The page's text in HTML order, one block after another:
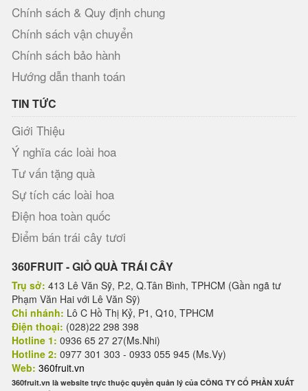
Chính sách & Quy định chung
Chính sách vận chuyển
Chính sách bảo hành
Hướng dẫn thanh toán
TIN TỨC
Giới Thiệu
Ý nghĩa các loài hoa
Tư vấn tặng quà
Sự tích các loài hoa
Điện hoa toàn quốc
Điểm bán trái cây tươi
360FRUIT - GIỎ QUÀ TRÁI CÂY
Trụ sở: 413 Lê Văn Sỹ, P.2, Q.Tân Bình, TPHCM (Gần ngã tư
Phạm Văn Hai với Lê Văn Sỹ)
Chi nhánh: Lô C Hồ Thị Kỷ, P1, Q10, TPHCM
Điện thoại: (028)22 298 398
Hotline 1: 0936 65 27 27(Ms.Nhi)
Hotline 2: 0977 301 303 - 0933 055 945 (Ms.Vy)
Web: 360fruit.vn
360fruit.vn là website trực thuộc quyền quản lý của CÔNG TY CỔ PHẦN XUẤT